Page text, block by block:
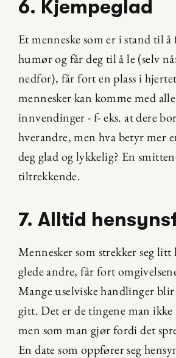
6. Kjempeglad
Et menneske som er i stand til å
humør og får deg til å le (selv
nedfor), får fort en plass i
mennesker kan komme med
innvendinger - f- eks. at dere
hverandre, men hva betyr mer
deg glad og lykkelig? En
tiltrekkende.
7. Alltid
Mennesker som strekker seg litt
glede andre, får fort
Mange uselviske handlinger
gitt. Det er de tingene man ikke
men som man gjør fordi det
En date som oppfører seg